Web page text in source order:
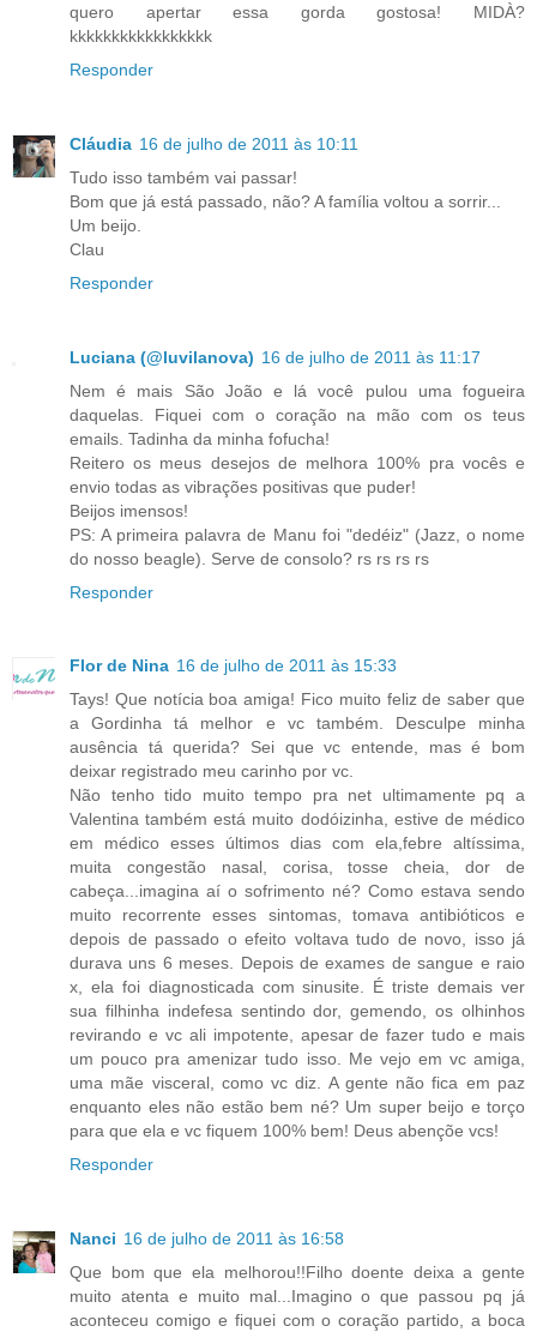
quero apertar essa gorda gostosa! MIDÀ?
kkkkkkkkkkkkkkkkk
Responder
Cláudia 16 de julho de 2011 às 10:11
Tudo isso também vai passar!
Bom que já está passado, não? A família voltou a sorrir...
Um beijo.
Clau
Responder
Luciana (@luvilanova) 16 de julho de 2011 às 11:17
Nem é mais São João e lá você pulou uma fogueira
daquelas. Fiquei com o coração na mão com os teus
emails. Tadinha da minha fofucha!
Reitero os meus desejos de melhora 100% pra vocês e
envio todas as vibrações positivas que puder!
Beijos imensos!
PS: A primeira palavra de Manu foi "dedéiz" (Jazz, o nome
do nosso beagle). Serve de consolo? rs rs rs rs
Responder
Flor de Nina 16 de julho de 2011 às 15:33
Tays! Que notícia boa amiga! Fico muito feliz de saber que
a Gordinha tá melhor e vc também. Desculpe minha
ausência tá querida? Sei que vc entende, mas é bom
deixar registrado meu carinho por vc.
Não tenho tido muito tempo pra net ultimamente pq a
Valentina também está muito dodóizinha, estive de médico
em médico esses últimos dias com ela,febre altíssima,
muita congestão nasal, corisa, tosse cheia, dor de
cabeça...imagina aí o sofrimento né? Como estava sendo
muito recorrente esses sintomas, tomava antibióticos e
depois de passado o efeito voltava tudo de novo, isso já
durava uns 6 meses. Depois de exames de sangue e raio
x, ela foi diagnosticada com sinusite. É triste demais ver
sua filhinha indefesa sentindo dor, gemendo, os olhinhos
revirando e vc ali impotente, apesar de fazer tudo e mais
um pouco pra amenizar tudo isso. Me vejo em vc amiga,
uma mãe visceral, como vc diz. A gente não fica em paz
enquanto eles não estão bem né? Um super beijo e torço
para que ela e vc fiquem 100% bem! Deus abençõe vcs!
Responder
Nanci 16 de julho de 2011 às 16:58
Que bom que ela melhorou!!Filho doente deixa a gente
muito atenta e muito mal...Imagino o que passou pq já
aconteceu comigo e fiquei com o coração partido, a boca